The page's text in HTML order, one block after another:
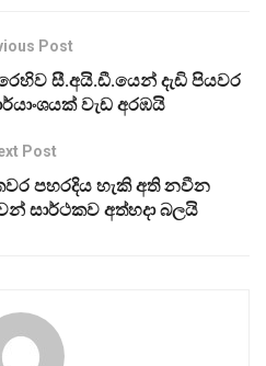
Post
සී.අයි.ඩී.යෙන් දැඩි පියවර
වැඩ අරඹයි
Post
පහරදිය හැකි අති නවීන
සාර්ථකව අත්හදා බලයි